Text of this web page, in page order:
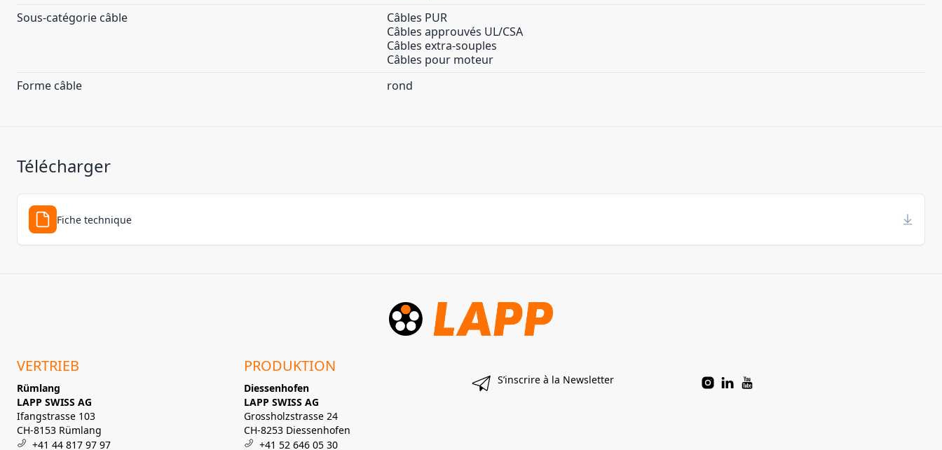
Sous-catégorie câble
Câbles PUR
Câbles approuvés UL/CSA
Câbles extra-souples
Câbles pour moteur
Forme câble
rond
Télécharger
Fiche technique
VERTRIEB
Rümlang
LAPP SWISS AG
Ifangstrasse 103
CH-8153 Rümlang
+41 44 817 97 97
PRODUKTION
Diessenhofen
LAPP SWISS AG
Grossholzstrasse 24
CH-8253 Diessenhofen
+41 52 646 05 30
S’inscrire à la Newsletter